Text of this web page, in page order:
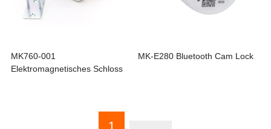
MK760-001
Elektromagnetisches Schloss
MK-E280 Bluetooth Cam Lock
1